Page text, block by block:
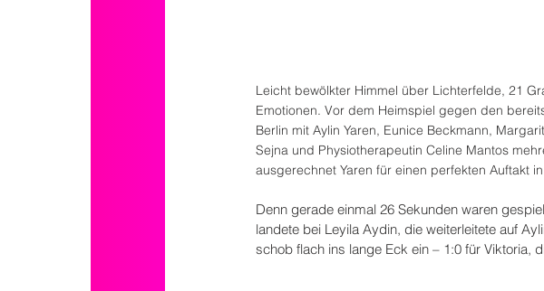
Leicht bewölkter Himmel über Lichterfelde, 21
Emotionen. Vor dem Heimspiel gegen den
Berlin mit Aylin Yaren, Eunice Beckmann,
Sejna und Physiotherapeutin Celine Mantos
ausgerechnet Yaren für einen perfekten Auftakt
Denn gerade einmal 26 Sekunden waren
landete bei Leyila Aydin, die weiterleitete auf
schob flach ins lange Eck ein – 1:0 für Viktoria,